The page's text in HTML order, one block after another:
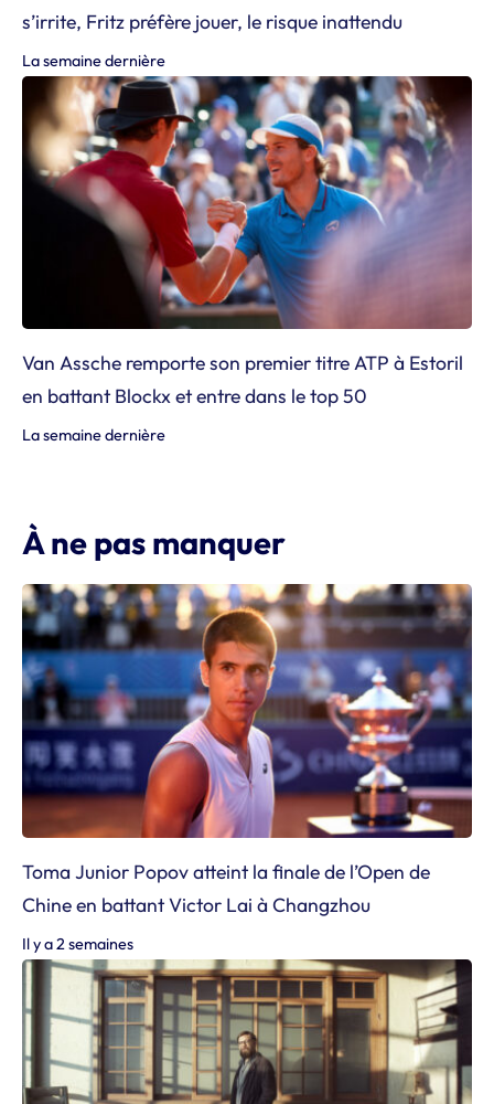
s’irrite, Fritz préfère jouer, le risque inattendu
La semaine dernière
Van Assche remporte son premier titre ATP à Estoril
en battant Blockx et entre dans le top 50
La semaine dernière
À ne pas manquer
Toma Junior Popov atteint la finale de l’Open de
Chine en battant Victor Lai à Changzhou
Il y a 2 semaines